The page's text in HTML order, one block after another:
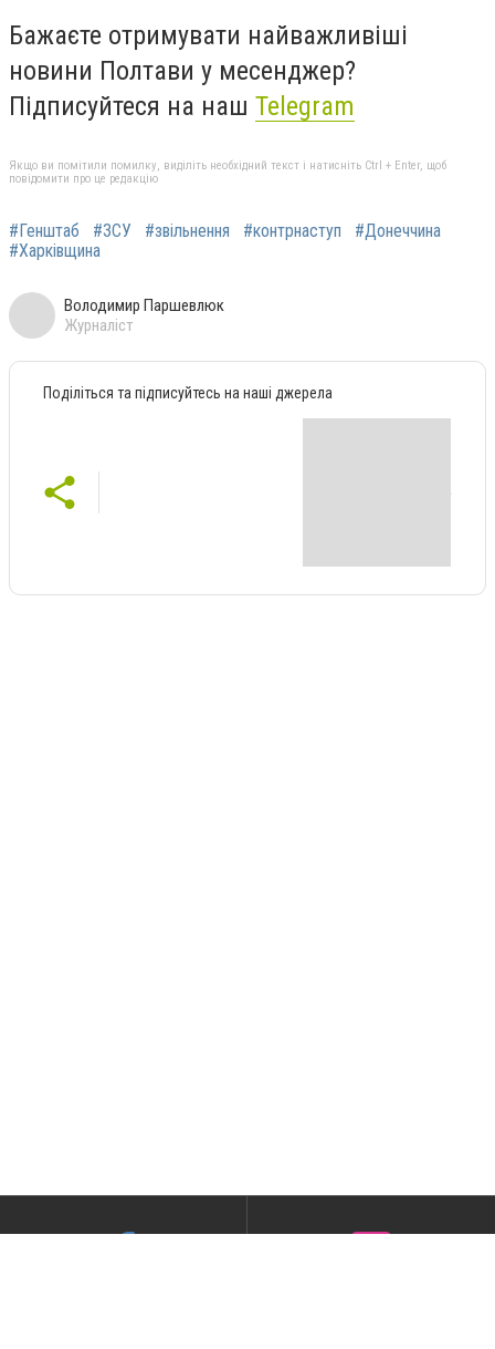
Бажаєте отримувати найважливіші
новини Полтави у месенджер?
Підписуйтеся на наш Telegram
Якщо ви помітили помилку, виділіть необхідний текст і натисніть Ctrl + Enter, щоб
повідомити про це редакцію
#Генштаб #ЗСУ #звільнення #контрнаступ
#Донеччина
#Харківщина
Володимир Паршевлюк
Журналіст
Поділіться та підписуйтесь на наші джерела